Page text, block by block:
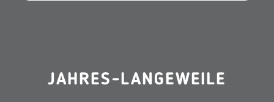
JAHRES-LANGEWEILE